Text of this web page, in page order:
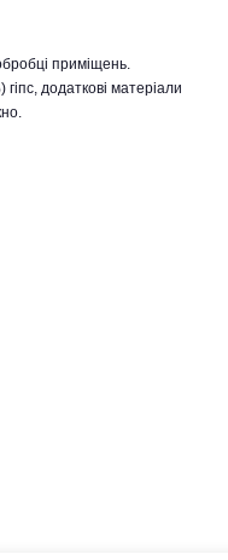
приміщень.
додаткові матеріали